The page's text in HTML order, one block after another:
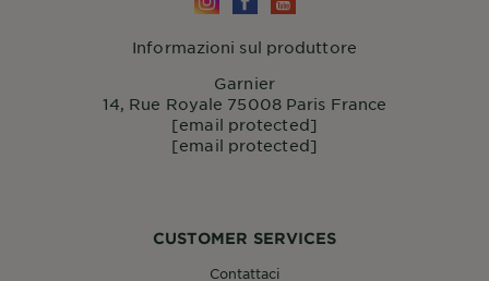
CUSTOMER SERVICES
Contattaci
Informazioni sul produttore
Garnier
14, Rue Royale 75008 Paris France
[email protected]
[email protected]